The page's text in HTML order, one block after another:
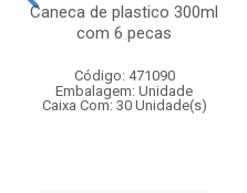
Caneca de plastico 300ml
com 6 pecas
Código: 471090
Embalagem: Unidade
Caixa Com: 30 Unidade(s)